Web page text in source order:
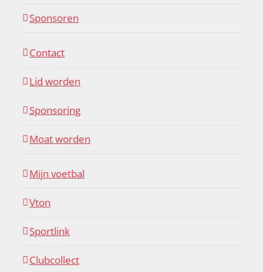
Sponsoren
Contact
Lid worden
Sponsoring
Moat worden
Mijn voetbal
Vton
Sportlink
Clubcollect